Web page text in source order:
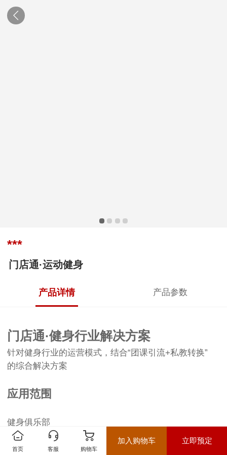
***
门店通·运动健身
产品详情 产品参数
门店通·健身行业解决方案
针对健身行业的运营模式，结合“团课引流+私教转换”
的综合解决方案
应用范围
健身俱乐部
运动场馆
瑜伽会所
首页 客服 购物车
加入购物车 立即预定